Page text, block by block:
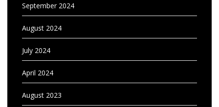
September 2024
August 2024
July 2024
April 2024
August 2023